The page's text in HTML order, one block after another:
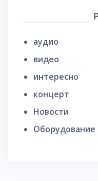
аудио
видео
интересно
концерт
Новости
Оборудование